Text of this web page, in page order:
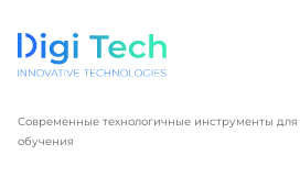
Современные технологичные инструменты
обучения